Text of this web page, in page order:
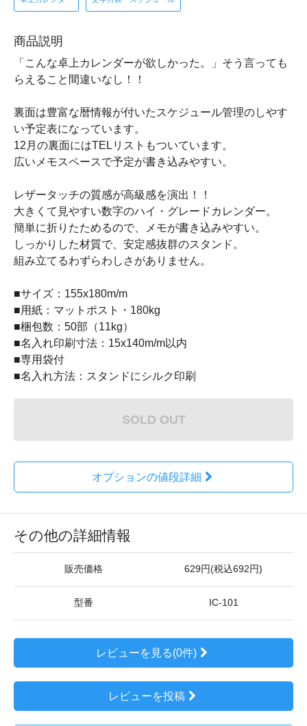
商品説明
「こんな卓上カレンダーが欲しかった。」そう言っても
らえること間違いなし！！
裏面は豊富な暦情報が付いたスケジュール管理のしやす
い予定表になっています。
12月の裏面にはTELリストもついています。
広いメモスペースで予定が書き込みやすい。
レザータッチの質感が高級感を演出！！
大きくて見やすい数字のハイ・グレードカレンダー。
簡単に折りたためるので、メモが書き込みやすい。
しっかりした材質で、安定感抜群のスタンド。
組み立てるわずらわしさがありません。
■サイズ：155x180m/m
■用紙：マットポスト・180kg
■梱包数：50部（11kg）
■名入れ印刷寸法：15x140m/m以内
■専用袋付
■名入れ方法：スタンドにシルク印刷
SOLD OUT
オプションの値段詳細
その他の詳細情報
販売価格 629円(税込692円)
型番 IC-101
レビューを見る(0件)
レビューを投稿